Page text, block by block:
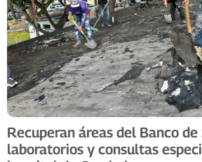
Recuperan áreas del Banco de
laboratorios y consultas